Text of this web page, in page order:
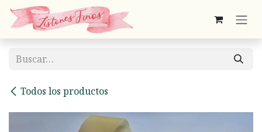
Ir al contenido
Todos los productos